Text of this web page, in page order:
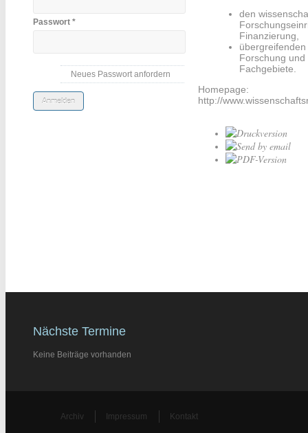
Passwort *
Neues Passwort anfordern
den
Finanzierung,
Forschung
Fachgebiete.
Homepage:
http://
Nächste Termine
Keine Beiträge vorhanden
Archiv Impressum Kontakt